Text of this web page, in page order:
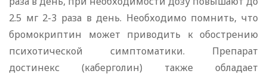
2.5 мг 2-3 раза в день. Необходимо помнить, что
бромокриптин может приводить к обострению
психотической симптоматики. Препарат
достинекс (каберголин) также обладает